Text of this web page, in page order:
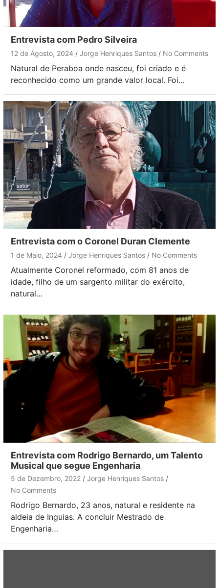
Entrevista com Pedro Silveira
12 de Agosto, 2024 Jorge Henriques Santos No Comments
Natural de Peraboa onde nasceu, foi criado e é
reconhecido como um grande valor local. Foi…
Entrevista com o Coronel Duran Clemente
1 de Maio, 2024 Jorge Henriques Santos No Comments
Atualmente Coronel reformado, com 81 anos de
idade, filho de um sargento militar do exército,
natural…
Entrevista com Rodrigo Bernardo, um Talento
Musical que segue Engenharia
5 de Dezembro, 2022
Jorge Henriques Santos
No Comments
Rodrigo Bernardo, 23 anos, natural e residente na
aldeia de Inguias. A concluir Mestrado de
Engenharia…